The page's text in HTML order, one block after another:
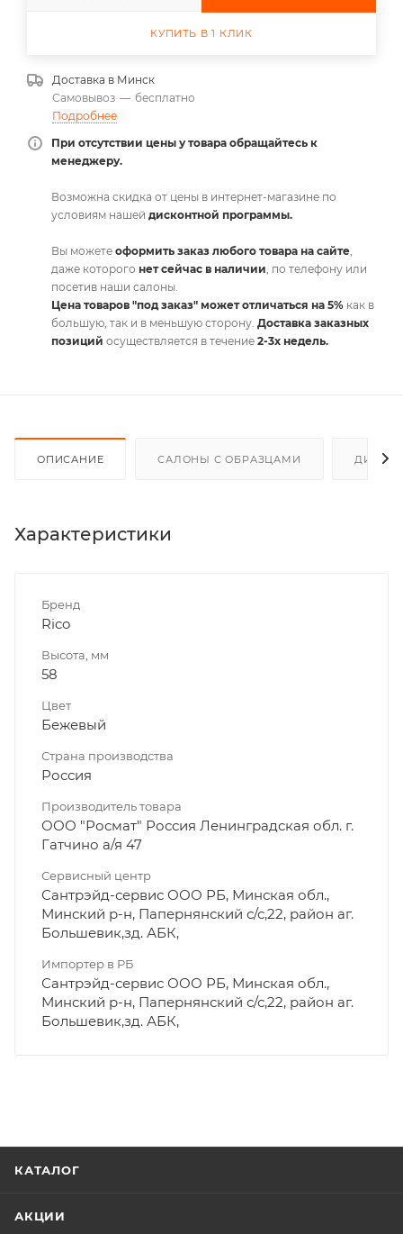
КУПИТЬ В 1 КЛИК
Доставка в Минск
Самовывоз — бесплатно
Подробнее
При отсутствии цены у товара обращайтесь к
менеджеру.
Возможна скидка от цены в интернет-магазине по
условиям нашей дисконтной программы.
Вы можете оформить заказ любого товара на сайте,
даже которого нет сейчас в наличии, по телефону или
посетив наши салоны.
Цена товаров "под заказ" может отличаться на 5% как в
большую, так и в меньшую сторону. Доставка заказных
позиций осуществляется в течение 2-3х недель.
ОПИСАНИЕ САЛОНЫ С ОБРАЗЦАМИ
Характеристики
Бренд
Rico
Высота, мм
58
Цвет
Бежевый
Страна производства
Россия
Производитель товара
ООО "Росмат" Россия Ленинградская обл. г.
Гатчино а/я 47
Сервисный центр
Сантрэйд-сервис ООО РБ, Минская обл.,
Минский р-н, Папернянский с/с,22, район аг.
Большевик,зд. АБК,
Импортер в РБ
Сантрэйд-сервис ООО РБ, Минская обл.,
Минский р-н, Папернянский с/с,22, район аг.
Большевик,зд. АБК,
КАТАЛОГ
АКЦИИ